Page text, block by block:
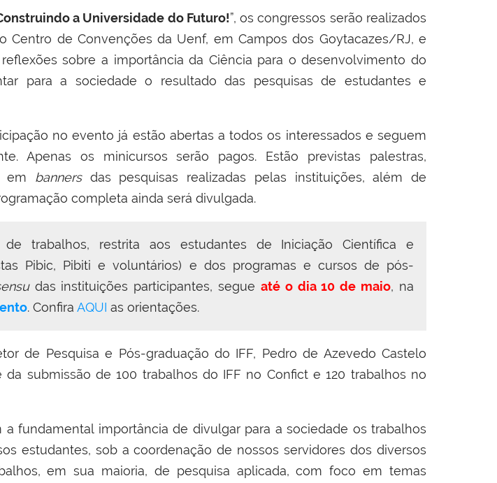
a Universidade do Futuro!”, os congressos serão realizados
Centro de Convenções da Uenf, em Campos dos Goytacazes/RJ, e
sobre a importância da Ciência para o desenvolvimento do
para a sociedade o resultado das pesquisas de estudantes e
no evento já estão abertas a todos os interessados e seguem
Apenas os minicursos serão pagos. Estão previstas palestras,
em bannersdas pesquisas realizadas pelas instituições, além de
completa ainda será divulgada.
trabalhos, restrita aos estudantes de Iniciação Científica e
Pibic, Pibiti e voluntários) e dos programas e cursos de pós-
das instituições participantes, segue até o dia 10 de maio, na
. Confira AQUI as orientações.
de Pesquisa e Pós-graduação do IFF, Pedro de Azevedo Castelo
da submissão de 100 trabalhos do IFF no Confict e 120 trabalhos no
a fundamental importância de divulgar para a sociedade os trabalhos
estudantes, sob a coordenação de nossos servidores dos diversos
em sua maioria, de pesquisa aplicada, com foco em temas